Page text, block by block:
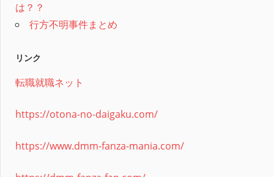
は？？
行方不明事件まとめ
リンク
転職就職ネット
https://otona-no-daigaku.com/
https://www.dmm-fanza-mania.com/